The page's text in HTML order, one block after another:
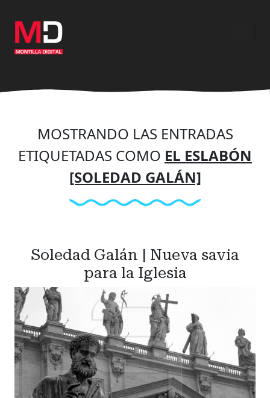
contenido
principal
MOSTRANDO LAS ENTRADAS
ETIQUETADAS COMO EL ESLABÓN
[SOLEDAD GALÁN]
Soledad Galán | Nueva savia
para la Iglesia